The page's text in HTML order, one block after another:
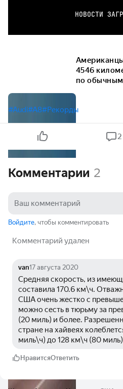
НОВОСТИ
4546
по
#Audi#A8#Рекорды
2
Комментарии 2
Войдите, чтобы комментировать
Комментарий удален
van17 августа 2020
Средняя скорость, из
составила 170.6 км\ч.
США очень жестко с
можно сесть в тюрьму за
(20 миль) и более.
стране на хайвеях
миль\ч) до 128 км\ч (80
НравитсяОтветить